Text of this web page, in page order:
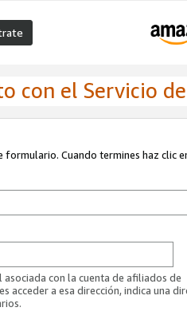
con el Servicio
Cuando termines haz clic
con la cuenta de afiliados de
acceder a esa dirección, indica una